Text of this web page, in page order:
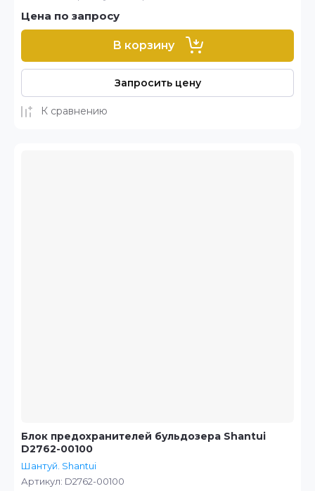
Цена по запросу
В корзину
Запросить цену
К сравнению
Блок предохранителей бульдозера Shantui
D2762-00100
Шантуй. Shantui
Артикул: D2762-00100